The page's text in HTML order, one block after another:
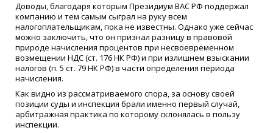
Доводы, благодаря которым Президиум ВАС РФ поддержал
компанию и тем самым сыграл на руку всем
налогоплательщикам, пока не известны. Однако уже сейчас
можно заключить, что он признал разницу в правовой
природе начисления процентов при несвоевременном
возмещении НДС(ст. 176 НК РФ) и при излишнем взыскании
налогов (п. 5 ст. 79 НК РФ) в части определения периода
начисления.
Как видно из рассматриваемого спора, за основу своей
позиции суды и инспекция брали именно первый случай,
арбитражная практика по которому склонялась в пользу
инспекции.